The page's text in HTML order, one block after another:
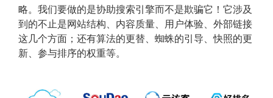
略。我们要做的是协助搜索引擎而不是欺骗它！它涉及
到的不止是网站结构、内容质量、用户体验、外部链接
这几个方面；还有算法的更替、蜘蛛的引导、快照的更
新、参与排序的权重等。